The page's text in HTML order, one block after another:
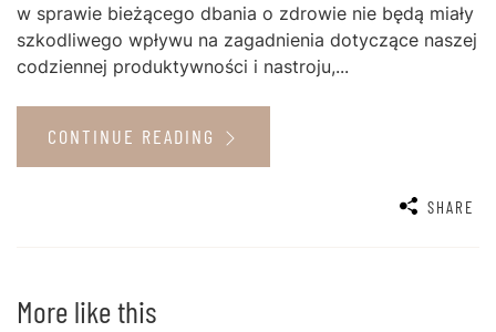
w sprawie bieżącego dbania o zdrowie nie będą miały
szkodliwego wpływu na zagadnienia dotyczące naszej
codziennej produktywności i nastroju,...
CONTINUE READING
SHARE
More like this